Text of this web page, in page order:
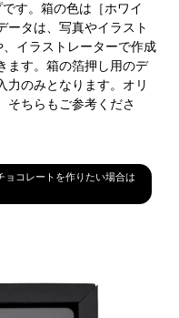
す。箱の色は［ホワイ
ータは、写真やイラスト
イラストレーターで作成
ます。箱の箔押し用のデ
力のみとなります。オリ
そちらもご参考くださ
ョコレートを作りたい場合は